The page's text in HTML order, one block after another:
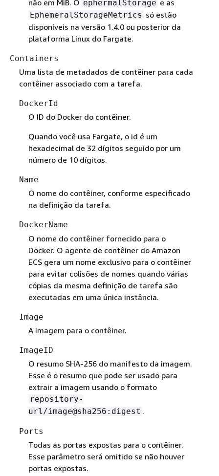
não em MiB. O ephermalStorage e as
EphemeralStorageMetrics só estão
disponíveis na versão 1.4.0 ou posterior da
plataforma Linux do Fargate.
Containers
Uma lista de metadados de contêiner para cada
contêiner associado com a tarefa.
DockerId
O ID do Docker do contêiner.
Quando você usa Fargate, o id é um
hexadecimal de 32 dígitos seguido por um
número de 10 dígitos.
Name
O nome do contêiner, conforme especificado
na definição da tarefa.
DockerName
O nome do contêiner fornecido para o
Docker. O agente de contêiner do Amazon
ECS gera um nome exclusivo para o contêiner
para evitar colisões de nomes quando várias
cópias da mesma definição de tarefa são
executadas em uma única instância.
Image
A imagem para o contêiner.
ImageID
O resumo SHA-256 do manifesto da imagem.
Esse é o resumo que pode ser usado para
extrair a imagem usando o formato
repository-
url/image@sha256:digest .
Ports
Todas as portas expostas para o contêiner.
Esse parâmetro será omitido se não houver
portas expostas.